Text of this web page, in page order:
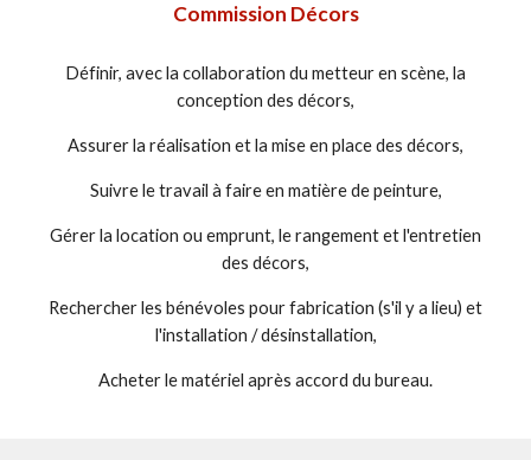
Commission Décors
Définir, avec la collaboration du metteur en scène, la
conception des décors,
Assurer la réalisation et la mise en place des décors,
Suivre le travail à faire en matière de peinture,
Gérer la location ou emprunt, le rangement et l'entretien
des décors,
Rechercher les bénévoles pour fabrication (s'il y a lieu) et
l'installation / désinstallation,
Acheter le matériel après accord du bureau.